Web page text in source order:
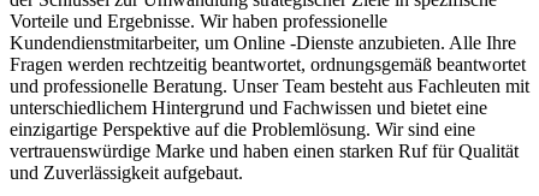
Vorteile und Ergebnisse. Wir haben professionelle
Kundendienstmitarbeiter, um Online -Dienste anzubieten. Alle Ihre
Fragen werden rechtzeitig beantwortet, ordnungsgemäß beantwortet
und professionelle Beratung. Unser Team besteht aus Fachleuten mit
unterschiedlichem Hintergrund und Fachwissen und bietet eine
einzigartige Perspektive auf die Problemlösung. Wir sind eine
vertrauenswürdige Marke und haben einen starken Ruf für Qualität
und Zuverlässigkeit aufgebaut.